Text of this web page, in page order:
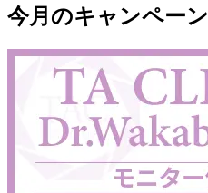
今月のキャンペーン